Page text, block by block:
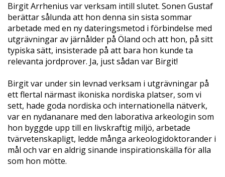
Birgit Arrhenius var verksam intill slutet. Sonen Gustaf
berättar sålunda att hon denna sin sista sommar
arbetade med en ny dateringsmetod i förbindelse med
utgrävningar av järnålder på Öland och att hon, på sitt
typiska sätt, insisterade på att bara hon kunde ta
relevanta jordprover. Ja, just sådan var Birgit!
Birgit var under sin levnad verksam i utgrävningar på
ett flertal närmast ikoniska nordiska platser, som vi
sett, hade goda nordiska och internationella nätverk,
var en nydananare med den laborativa arkeologin som
hon byggde upp till en livskraftig miljö, arbetade
tvärvetenskapligt, ledde många arkeologidoktorander i
mål och var en aldrig sinande inspirationskälla för alla
som hon mötte.